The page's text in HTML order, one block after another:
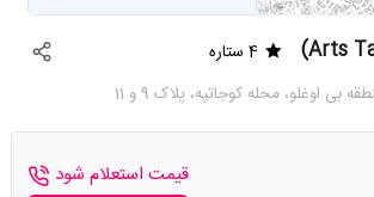
4 ستاره
بی اوغلو، محله کوجاتپه، پلاک 9 و 11
قیمت استعلام شود